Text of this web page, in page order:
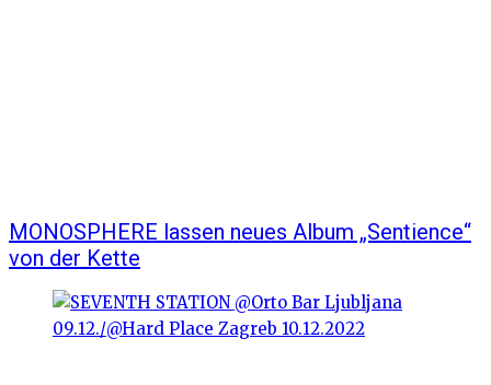
MONOSPHERE lassen neues Album „Sentience“
von der Kette